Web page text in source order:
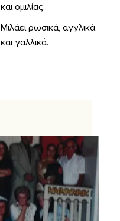
και ομιλίας.
Μιλάει ρωσικά, αγγλικά
και γαλλικά.